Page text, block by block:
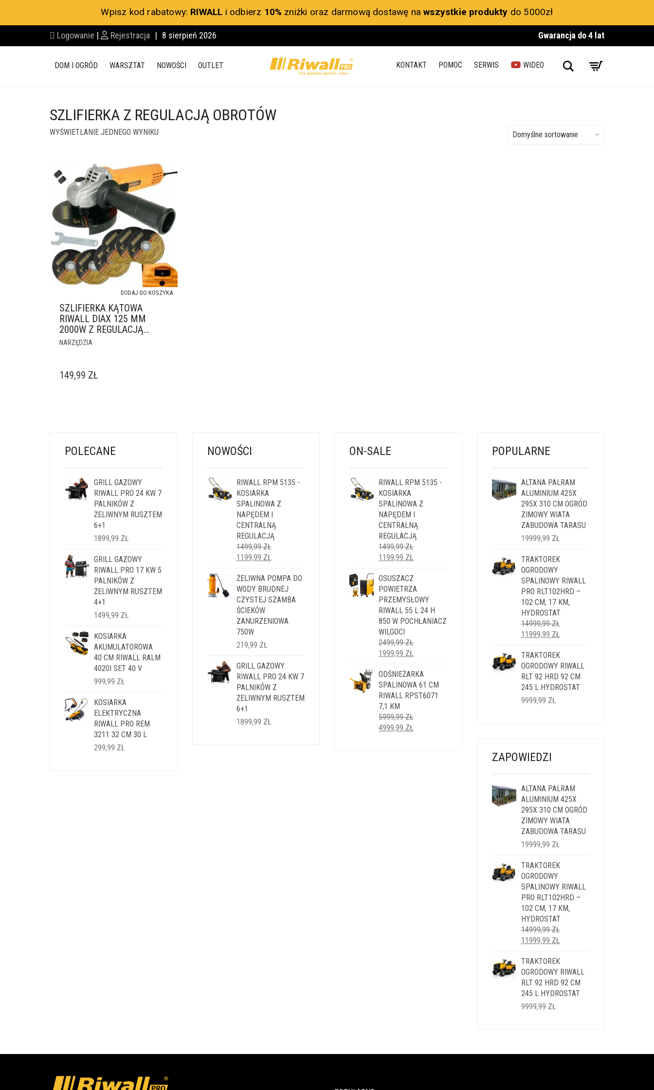
Wpisz kod rabatowy: RIWALL i odbierz 10% zniżki oraz darmową dostawę nawszystkie produkty do 5000zł
Logowanie | Rejestracja | 8 sierpień 2026 Gwarancja do 4 lat
DOM I OGRÓD WARSZTAT NOWOŚCI OUTLET KONTAKT POMOC SERWIS WIDEO Search
SZLIFIERKA Z REGULACJĄ OBROTÓW
WYŚWIETLANIE JEDNEGO WYNIKU Domyślne sortowanie
SZLIFIERKA KĄTOWA
RIWALL DIAX 125 MM
2000W Z REGULACJĄ
OBROTÓW
NARZĘDZIA
DODAJ DO KOSZYKA
149,99 ZŁ
POLECANE
GRILL GAZOWY
RIWALL PRO 24 KW 7
PALNIKÓW Z
ŻELIWNYM RUSZTEM
6+1
1899,99 ZŁ
GRILL GAZOWY
RIWALL PRO 17 KW 5
PALNIKÓW Z
ŻELIWNYM RUSZTEM
4+1
1499,99 ZŁ
KOSIARKA
AKUMULATOROWA
40 CM RIWALL RALM
4020I SET 40 V
999,99 ZŁ
KOSIARKA
ELEKTRYCZNA
RIWALL PRO REM
3211 32 CM 30 L
299,99 ZŁ
NOWOŚCI
RIWALL RPM 5135 -
KOSIARKA
SPALINOWA Z
NAPĘDEM I
CENTRALNĄ
REGULACJĄ
1499,99ZŁ
PIERWOTNA
WYNOSIŁA:
1499,99 ZŁ.
1199,99 ZŁ
WYNOSI:
1199,99 ZŁ.
ŻELIWNA POMPA DO
WODY BRUDNEJ
CZYSTEJ SZAMBA
ŚCIEKÓW
ZANURZENIOWA
750W
219,99 ZŁ
GRILL GAZOWY
RIWALL PRO 24 KW 7
PALNIKÓW Z
ŻELIWNYM RUSZTEM
6+1
1899,99 ZŁ
ON-SALE
RIWALL RPM 5135 -
KOSIARKA
SPALINOWA Z
NAPĘDEM I
CENTRALNĄ
REGULACJĄ
1499,99ZŁ
PIERWOTNA
WYNOSIŁA:
1499,99 ZŁ.
1199,99 ZŁ
1199,99 ZŁ.
OSUSZACZ
POWIETRZA
PRZEMYSŁOWY
RIWALL 55 L 24 H
850 W POCHŁANIACZ
WILGOCI
2499,99ZŁ
PIERWOTNA
WYNOSIŁA:
2499,99 ZŁ.
1999,99 ZŁ
WYNOSI:
1999,99 ZŁ.
ODŚNIEŻARKA
SPALINOWA 61 CM
RIWALL RPST6071
7,1 KM
5999,99ZŁ
PIERWOTNA
4999,99 ZŁ
POPULARNE
ALTANA PALRAM
ALUMINIUM 425X
295X 310 CM OGRÓD
ZIMOWY WIATA
ZABUDOWA TARASU
19999,99 ZŁ
TRAKTOREK
OGRODOWY
SPALINOWY RIWALL
PRO RLT102HRD –
102 CM, 17 KM,
HYDROSTAT
14999,99ZŁ
PIERWOTNA
WYNOSIŁA:
14999,99 ZŁ.
11999,99 ZŁ
WYNOSI:
11999,99 ZŁ.
TRAKTOREK
OGRODOWY RIWALL
RLT 92 HRD 92 CM
245 L HYDROSTAT
9999,99 ZŁ
ZAPOWIEDZI
ALTANA PALRAM
ALUMINIUM 425X
295X 310 CM OGRÓD
ZIMOWY WIATA
ZABUDOWA TARASU
19999,99 ZŁ
TRAKTOREK
OGRODOWY
SPALINOWY RIWALL
PRO RLT102HRD –
102 CM, 17 KM,
HYDROSTAT
14999,99ZŁ
PIERWOTNA
WYNOSIŁA:
14999,99 ZŁ.
11999,99 ZŁ
WYNOSI:
11999,99 ZŁ.
TRAKTOREK
OGRODOWY RIWALL
RLT 92 HRD 92 CM
245 L HYDROSTAT
9999,99 ZŁ